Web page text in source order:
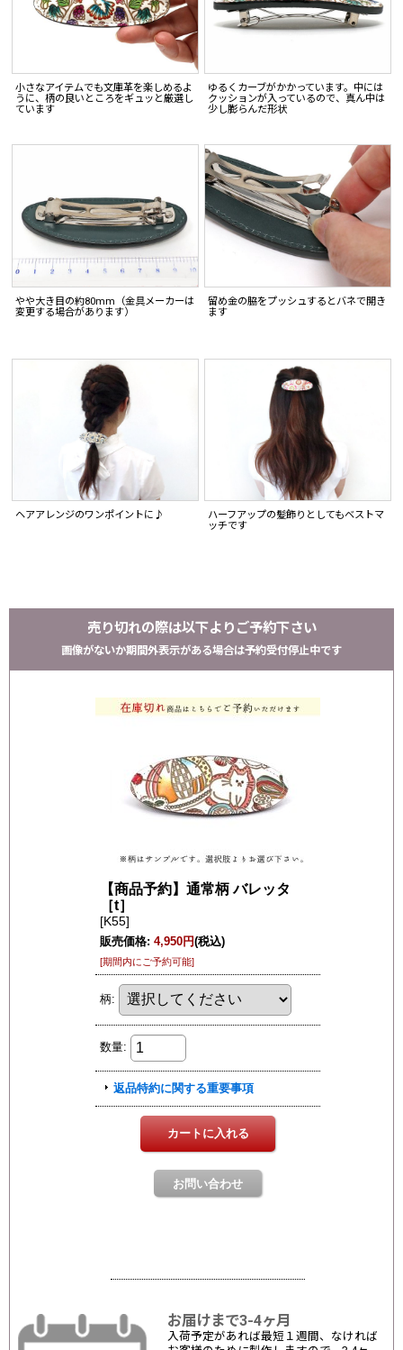
小さなアイテムでも文庫革を楽しめるよ
うに、柄の良いところをギュッと厳選し
ています
ゆるくカーブがかかっています。中には
クッションが入っているので、真ん中は
少し膨らんだ形状
やや大き目の約80mm（金具メーカーは
変更する場合があります）
留め金の脇をプッシュするとバネで開き
ます
ヘアアレンジのワンポイントに♪
ハーフアップの髪飾りとしてもベストマ
ッチです
売り切れの際は以下よりご予約下さい
画像がないか期間外表示がある場合は予約受付停止中です
お届けまで3-4ヶ月
入荷予定があれば最短１週間、なければ